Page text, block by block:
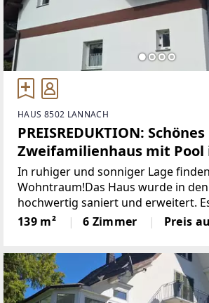
HAUS 8502 LANNACH
PREISREDUKTION:
Zweifamilienhaus mit Pool
In ruhiger und sonniger Lage
Wohntraum!Das Haus wurde in
hochwertig saniert und erweitert.
Aufteilung her sowohl als Ein- oder
Zweifamilienhaus geeignet und mit
139 m² 6 Zimmer Preis